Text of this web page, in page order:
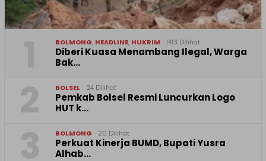
BOLMONG, HEADLINE, HUKRIM 1413 Dilihat
Diberi Kuasa Menambang Ilegal, Warga
Bak…
BOLSEL 24 Dilihat
Pemkab Bolsel Resmi Luncurkan Logo
HUT k…
BOLMONG 20 Dilihat
Perkuat Kinerja BUMD, Bupati Yusra
Alhab…